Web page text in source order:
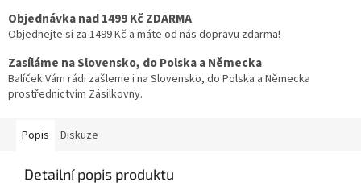
Objednávka nad 1499 Kč ZDARMA
Objednejte si za 1499 Kč a máte od nás dopravu zdarma!
Zasíláme na Slovensko, do Polska a Německa
Balíček Vám rádi zašleme i na Slovensko, do Polska a Německa
prostřednictvím Zásilkovny.
Popis Diskuze
Detailní popis produktu